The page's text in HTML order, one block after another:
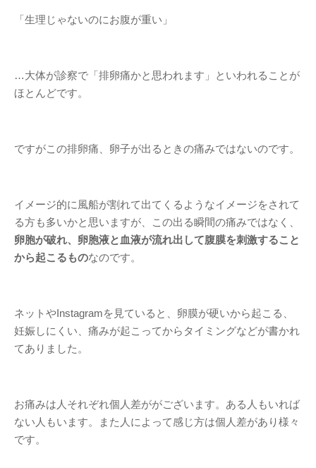
「生理じゃないのにお腹が重い」
…大体が診察で「排卵痛かと思われます」といわれることが
ほとんどです。
ですがこの排卵痛、卵子が出るときの痛みではないのです。
イメージ的に風船が割れて出てくるようなイメージをされて
る方も多いかと思いますが、この出る瞬間の痛みではなく、
卵胞が破れ、卵胞液と血液が流れ出して腹膜を刺激すること
から起こるものなのです。
ネットやInstagramを見ていると、卵膜が硬いから起こる、
妊娠しにくい、痛みが起こってからタイミングなどが書かれ
てありました。
お痛みは人それぞれ個人差ががございます。ある人もいれば
ない人もいます。また人によって感じ方は個人差があり様々
です。